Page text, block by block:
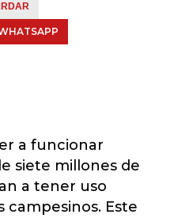
a funcionar
siete millones de
a tener uso
campesinos. Este